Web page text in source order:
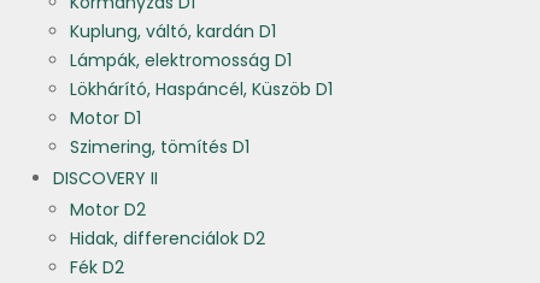
Kuplung, váltó, kardán D1
Lámpák, elektromosság D1
Lökhárító, Haspáncél, Küszöb D1
Motor D1
Szimering, tömítés D1
DISCOVERY II
Motor D2
Hidak, differenciálok D2
Fék D2